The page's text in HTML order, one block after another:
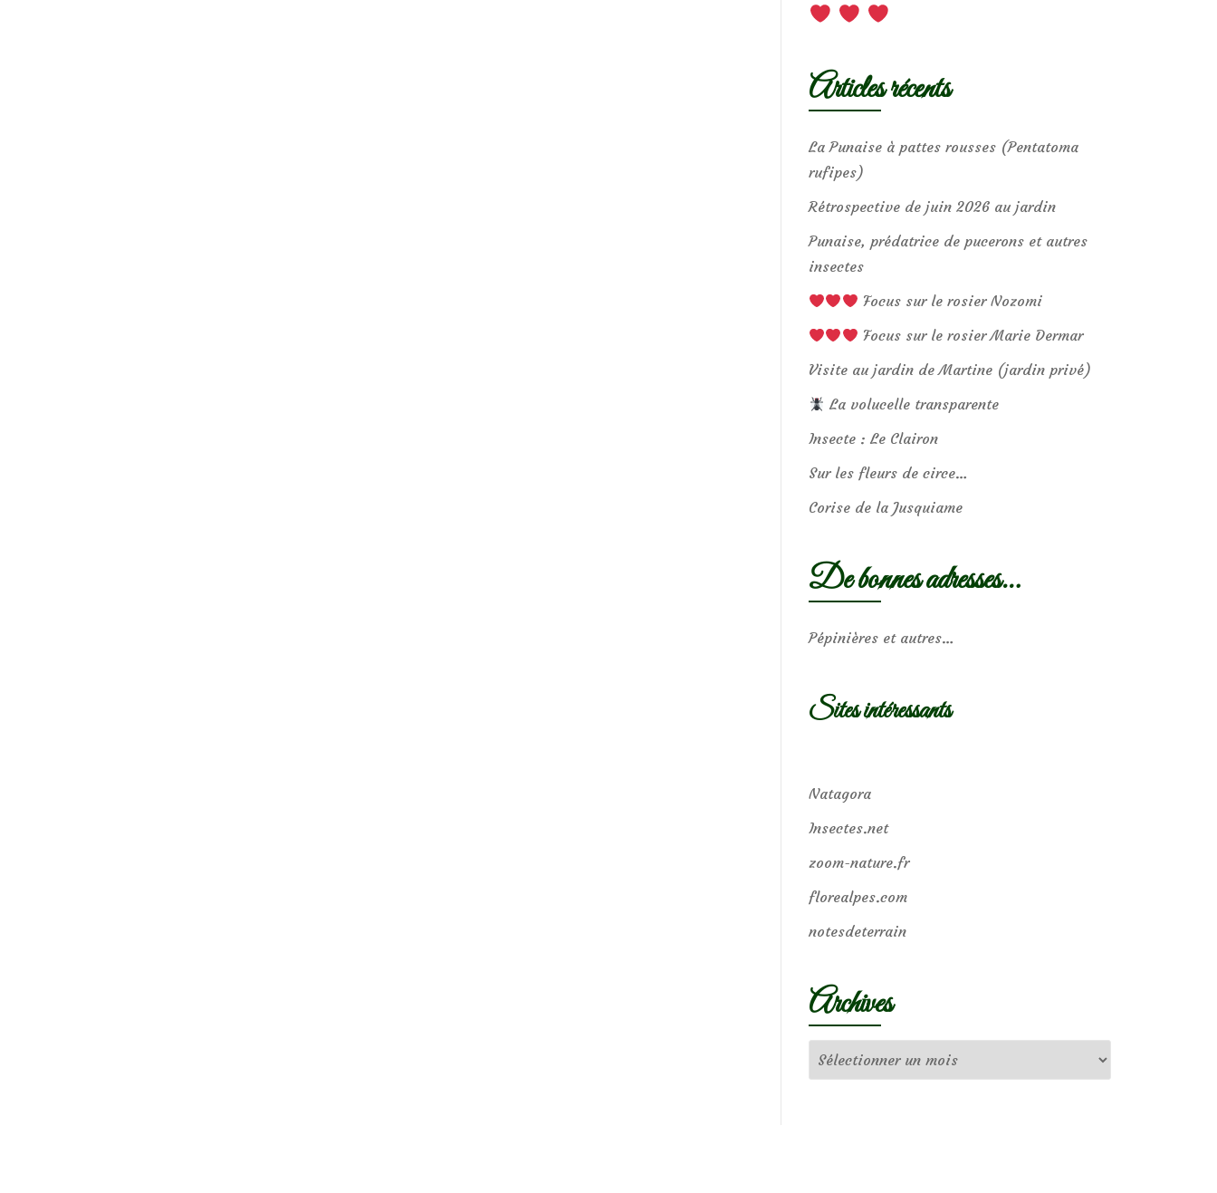
Articles récents
La Punaise à pattes rousses (Pentatoma
rufipes)
Rétrospective de juin 2026 au jardin
Punaise, prédatrice de pucerons et autres
insectes
Focus sur le rosier Nozomi
Focus sur le rosier Marie Dermar
Visite au jardin de Martine (jardin privé)
La volucelle transparente
Insecte : Le Clairon
Sur les fleurs de circe…
Corise de la Jusquiame
De bonnes adresses…
Pépinières et autres…
Sites intéressants
Natagora
Insectes.net
zoom-nature.fr
florealpes.com
notesdeterrain
Archives
Archives